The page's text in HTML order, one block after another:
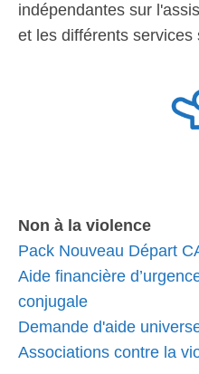
indépendantes sur
et les différents services
Non à la violence
Pack Nouveau Départ
Aide financière
conjugale
Demande d'aide
Associations contre la